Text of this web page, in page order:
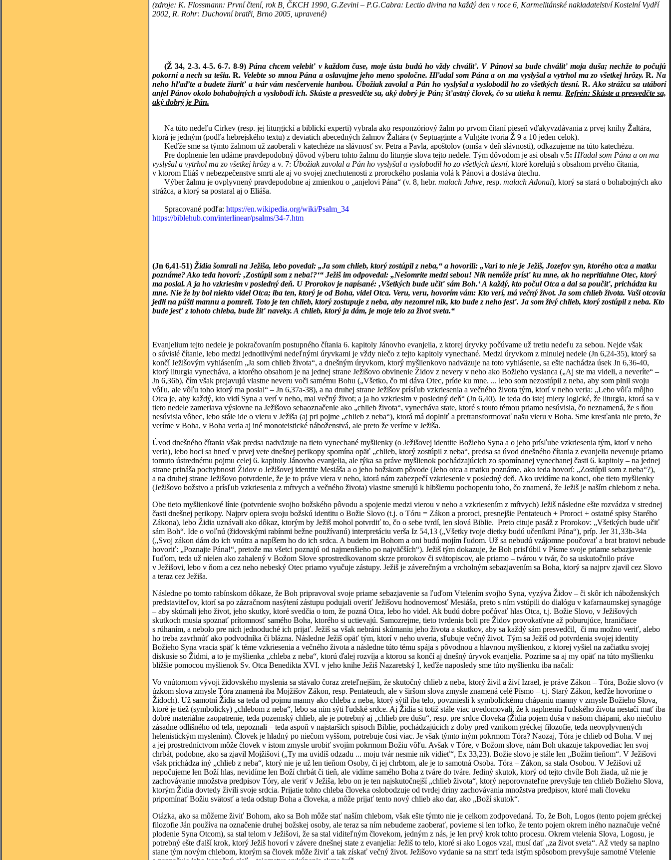
(zdroje: K. Flossmann: První čtení, rok B, ČKCH 1990, G.Zevini – P.G.Cabra: Lectio divina na každý den v roce 6, Karmelitánské nakladatelství Kostelní Vydří
2002, R. Rohr: Duchovní bratři, Brno 2005, upravené)
(Ž 34, 2-3. 4-5. 6-7. 8-9) Pána chcem velebiť v každom čase, moje ústa budú ho vždy chváliť. V Pánovi sa bude chváliť moja duša; nechže to počujú
pokorní a nech sa tešia.R. Velebte so mnou Pána a oslavujme jeho meno spoločne. Hľadal som Pána a on ma vyslyšal a vytrhol ma zo všetkej hrôzy.R. Na
neho hľaďte a budete žiariť a tvár vám nesčervenie hanbou. Úbožiak zavolal a Pán ho vyslyšal a vyslobodil ho zo všetkých tiesní. R. Ako strážca sa utáborí
anjel Pánov okolo bohabojných a vyslobodí ich. Skúste a presvedčte sa, aký dobrý je Pán; šťastný človek, čo sa utieka k nemu. Refrén: Skúste a presvedčte sa,
aký dobrý je Pán.
Na túto nedeľu Cirkev (resp. jej liturgickí a biblickí experti) vybrala ako responzóriový žalm po prvom čítaní pieseň vďakyvzdávania z prvej knihy Žaltára,
ktorá je jedným (podľa hebrejského textu) z deviatich abecedných žalmov Žaltára (v Septuaginte a Vulgáte tvoria Ž 9 a 10 jeden celok).
Keďže sme sa týmto žalmom už zaoberali v katechéze na slávnosť sv. Petra a Pavla, apoštolov (omša v deň slávnosti), odkazujeme na túto katechézu.
Pre doplnenie len udáme pravdepodobný dôvod výberu tohto žalmu do liturgie slova tejto nedele. Tým dôvodom je asi obsah v.5: Hľadal som Pána a on ma
vyslyšal a vytrhol ma zo všetkej hrôzy a v. 7: Úbožiak zavolal a Pán ho vyslyšal a vyslobodil ho zo všetkých tiesní, ktoré korelujú s obsahom prvého čítania,
v ktorom Eliáš v nebezpečenstve smrti ale aj vo svojej znechutenosti z prorockého poslania volá k Pánovi a dostáva útechu.
Výber žalmu je ovplyvnený pravdepodobne aj zmienkou o „anjelovi Pána“ (v. 8, hebr. malachJahve, resp. malach Adonai), ktorý sa stará o bohabojných ako
strážca, a ktorý sa postaral aj o Eliáša.
Spracované podľa: https://en.wikipedia.org/wiki/Psalm_34
https://biblehub.com/interlinear/psalms/34-7.htm
(Jn 6,41-51) Židia šomrali na Ježiša, lebo povedal: „Ja som chlieb, ktorý zostúpil z neba,“ a hovorili: „Vari to nie je Ježiš, Jozefov syn, ktorého otca a matku
poznáme? Ako teda hovorí: ‚Zostúpil som z neba!?‘“ Ježiš im odpovedal: „Nešomrite medzi sebou! Nik nemôže prísť ku mne, ak ho nepritiahne Otec, ktorý
ma poslal. A ja ho vzkriesim v posledný deň. U Prorokov je napísané: ‚Všetkých bude učiť sám Boh.‘ A každý, kto počul Otca a dal sa poučiť, prichádza ku
mne. Nie že by bol niekto videl Otca; iba ten, ktorý je od Boha, videl Otca. Veru, veru, hovorím vám: Kto verí, má večný život. Ja som chlieb života. Vaši otcovia
jedli na púšti mannu a pomreli. Toto je ten chlieb, ktorý zostupuje z neba, aby nezomrel nik, kto bude z neho jesť. Ja som živý chlieb, ktorý zostúpil z neba. Kto
bude jesť z tohoto chleba, bude žiť naveky. A chlieb, ktorý ja dám, je moje telo za život sveta.“
Evanjelium tejto nedele je pokračovaním postupného čítania 6. kapitoly Jánovho evanjelia, z ktorej úryvky počúvame už tretiu nedeľu za sebou. Nejde však
o súvislé čítanie, lebo medzi jednotlivými nedeľnými úryvkami je vždy niečo z tejto kapitoly vynechané. Medzi úryvkom z minulej nedele (Jn 6,24-35), ktorý sa
končí Ježišovým vyhlásením „Ja som chlieb života“, a dnešným úryvkom, ktorý myšlienkovo nadväzuje na toto vyhlásenie, sa ešte nachádza úsek Jn 6,36-40,
ktorý liturgia vynecháva, a ktorého obsahom je na jednej strane Ježišovo obvinenie Židov z nevery v neho ako Božieho vyslanca („Aj ste ma videli, a neveríte“ –
Jn 6,36b), čím však prejavujú vlastne neveru voči samému Bohu („Všetko, čo mi dáva Otec, príde ku mne. ... lebo som nezostúpil z neba, aby som plnil svoju
vôľu, ale vôľu toho ktorý ma poslal“ – Jn 6,37a-38), a na druhej strane Ježišov prísľub vzkriesenia a večného života tým, ktorí v neho veria: „Lebo vôľa môjho
Otca je, aby každý, kto vidí Syna a verí v neho, mal večný život; a ja ho vzkriesim v posledný deň“ (Jn 6,40). Je teda do istej miery logické, že liturgia, ktorá sa v
tieto nedele zameriava výslovne na Ježišovo sebaoznačenie ako „chlieb života“, vynecháva state, ktoré s touto témou priamo nesúvisia, čo neznamená, že s ňou
nesúvisia vôbec, lebo stále ide o vieru v Ježiša (aj pri pojme „chlieb z neba“), ktorá má doplniť a pretransformovať našu vieru v Boha. Sme kresťania nie preto, že
veríme v Boha, v Boha veria aj iné monoteistické náboženstvá, ale preto že veríme v Ježiša.
Úvod dnešného čítania však predsa nadväzuje na tieto vynechané myšlienky (o Ježišovej identite Božieho Syna a o jeho prísľube vzkriesenia tým, ktorí v neho
veria), lebo hoci sa hneď v prvej vete dnešnej perikopy spomína opäť „chlieb, ktorý zostúpil z neba“, predsa sa úvod dnešného čítania z evanjelia nevenuje priamo
tomuto ústrednému pojmu celej 6. kapitoly Jánovho evanjelia, ale týka sa práve myšlienok pochádzajúcich zo spomínanej vynechanej časti 6. kapitoly – na jednej
strane prináša pochybnosti Židov o Ježišovej identite Mesiáša a o jeho božskom pôvode (Jeho otca a matku poznáme, ako teda hovorí: „Zostúpil som z neba“?),
a na druhej strane Ježišovo potvrdenie, že je to práve viera v neho, ktorá nám zabezpečí vzkriesenie v posledný deň. Ako uvidíme na konci, obe tieto myšlienky
(Ježišovo božstvo a prísľub vzkriesenia z mŕtvych a večného života) vlastne smerujú k hlbšiemu pochopeniu toho, čo znamená, že Ježiš je naším chlebom z neba.
Obe tieto myšlienkové línie (potvrdenie svojho božského pôvodu a spojenie medzi vierou v neho a vzkriesením z mŕtvych) Ježiš následne ešte rozvádza v strednej
časti dnešnej perikopy. Najprv opiera svoju božskú identitu o Božie Slovo (t.j. o Tóru = Zákon a proroci, presnejšie Pentateuch + Proroci + ostatné spisy Starého
Zákona), lebo Židia uznávali ako dôkaz, ktorým by Ježiš mohol potvrdiť to, čo o sebe tvrdí, len slová Biblie. Preto cituje pasáž z Prorokov: „Všetkých bude učiť
sám Boh“. Ide o voľnú (židovskými rabínmi bežne používanú) interpretáciu verša Iz 54,13 („Všetky tvoje dietky budú učeníkmi Pána“), príp. Jer 31,33b-34a
(„Svoj zákon dám do ich vnútra a napíšem ho do ich srdca. A budem im Bohom a oni budú mojím ľudom. Už sa nebudú vzájomne poučovať a brat bratovi nebude
hovoriť: „Poznajte Pána!“, pretože ma všetci poznajú od najmenšieho po najväčších“). Ježiš tým dokazuje, že Boh prisľúbil v Písme svoje priame sebazjavenie
ľuďom, teda už nielen ako zahalený v Božom Slove sprostredkovanom skrze prorokov či svätopiscov, ale priamo – tvárou v tvár, čo sa uskutočnilo práve
v Ježišovi, lebo v ňom a cez neho nebeský Otec priamo vyučuje zástupy. Ježiš je záverečným a vrcholným sebazjavením sa Boha, ktorý sa najprv zjavil cez Slovo
a teraz cez Ježiša.
Následne po tomto rabínskom dôkaze, že Boh pripravoval svoje priame sebazjavenie sa ľuďom Vtelením svojho Syna, vyzýva Židov – či skôr ich náboženských
predstaviteľov, ktorí sa po zázračnom nasýtení zástupu podujali overiť Ježišovu hodnovernosť Mesiáša, preto s ním vstúpili do dialógu v kafarnaumskej synagóge
– aby skúmali jeho život, jeho skutky, ktoré svedčia o tom, že pozná Otca, lebo ho videl. Ak budú dobre počúvať hlas Otca, t.j. Božie Slovo, v Ježišových
skutkoch musia spoznať prítomnosť samého Boha, ktorého si uctievajú. Samozrejme, tieto tvrdenia boli pre Židov provokatívne až poburujúce, hraničiace
s rúhaním, a nebolo pre nich jednoduché ich prijať. Ježiš sa však nebráni skúmaniu jeho života a skutkov, aby sa každý sám presvedčil, či mu možno veriť, alebo
ho treba zavrhnúť ako podvodníka či blázna. Následne Ježiš opäť tým, ktorí v neho uveria, sľubuje večný život. Tým sa Ježiš od potvrdenia svojej identity
Božieho Syna vracia späť k téme vzkriesenia a večného života a následne túto tému spája s pôvodnou a hlavnou myšlienkou, z ktorej vyšiel na začiatku svojej
diskusie so Židmi, a to je myšlienka „chleba z neba“, ktorú ďalej rozvíja a ktorou sa končí aj dnešný úryvok evanjelia. Pozrime sa aj my opäť na túto myšlienku
bližšie pomocou myšlienok Sv. Otca Benedikta XVI. v jeho knihe Ježiš Nazaretský I, keďže naposledy sme túto myšlienku iba načali:
Vo vnútornom vývoji židovského myslenia sa stávalo čoraz zreteľnejším, že skutočný chlieb z neba, ktorý živil a živí Izrael, je práve Zákon – Tóra, Božie slovo (v
úzkom slova zmysle Tóra znamená iba Mojžišov Zákon, resp. Pentateuch, ale v širšom slova zmysle znamená celé Písmo – t.j. Starý Zákon, keďže hovoríme o
Židoch). Už samotní Židia sa teda od pojmu manny ako chleba z neba, ktorý sýtil iba telo, povzniesli k symbolickému chápaniu manny v zmysle Božieho Slova,
ktoré je tiež (symbolicky) „chlebom z neba“, lebo sa ním sýti ľudské srdce. Aj Židia si totiž stále viac uvedomovali, že k naplneniu ľudského života nestačí mať iba
dobré materiálne zaopatrenie, teda pozemský chlieb, ale je potrebný aj „chlieb pre dušu“, resp. pre srdce človeka (Židia pojem duša v našom chápaní, ako niečoho
zásadne odlišného od tela, nepoznali – teda aspoň v najstarších spisoch Biblie, pochádzajúcich z doby pred vznikom gréckej filozofie, teda neovplyvnených
helenistickým myslením). Človek je hladný po niečom vyššom, potrebuje čosi viac. Je však týmto iným pokrmom Tóra? Naozaj, Tóra je chlieb od Boha. V nej
a jej prostredníctvom môže človek v istom zmysle urobiť svojím pokrmom Božiu vôľu. Avšak v Tóre, v Božom slove, nám Boh ukazuje takpovediac len svoj
chrbát, podobne, ako sa zjavil Mojžišovi („Ty ma uvidíš odzadu ... moju tvár nesmie nik vidieť“, Ex 33,23). Božie slovo je stále len „Božím tieňom“. V Ježišovi
však prichádza iný „chlieb z neba“, ktorý nie je už len tieňom Osoby, či jej chrbtom, ale je to samotná Osoba. Tóra – Zákon, sa stala Osobou. V Ježišovi už
nepočujeme len Boží hlas, nevidíme len Boží chrbát či tieň, ale vidíme samého Boha z tváre do tváre. Jediný skutok, ktorý od tejto chvíle Boh žiada, už nie je
zachovávanie množstva predpisov Tóry, ale veriť v Ježiša, lebo on je ten najskutočnejší „chlieb života“, ktorý neporovnateľne prevyšuje ten chlieb Božieho Slova,
ktorým Židia dovtedy živili svoje srdcia. Prijatie tohto chleba človeka oslobodzuje od tvrdej driny zachovávania množstva predpisov, ktoré mali človeku
pripomínať Božiu svätosť a teda odstup Boha a človeka, a môže prijať tento nový chlieb ako dar, ako „Boží skutok“.
Otázka, ako sa môžeme živiť Bohom, ako sa Boh môže stať naším chlebom, však ešte týmto nie je celkom zodpovedaná. To, že Boh, Logos (tento pojem gréckej
filozofie Ján používa na označenie druhej božskej osoby, ale teraz sa ním nebudeme zaoberať, povieme si len toľko, že tento pojem okrem iného naznačuje večné
plodenie Syna Otcom), sa stal telom v Ježišovi, že sa stal viditeľným človekom, jedným z nás, je len prvý krok tohto procesu. Okrem vtelenia Slova, Logosu, je
potrebný ešte ďalší krok, ktorý Ježiš hovorí v závere dnešnej state z evanjelia: Ježiš to telo, ktoré si ako Logos vzal, musí dať „za život sveta“. Až vtedy sa naplno
stane tým novým chlebom, ktorým sa človek môže živiť a tak získať večný život. Ježišovo vydanie sa na smrť teda istým spôsobom prevyšuje samotné Vtelenie